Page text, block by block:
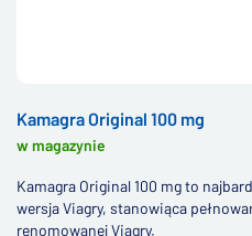
Kamagra Original 100 mg
w magazynie
Kamagra Original 100 mg to
wersja Viagry, stanowiąca
renomowanej Viagry.